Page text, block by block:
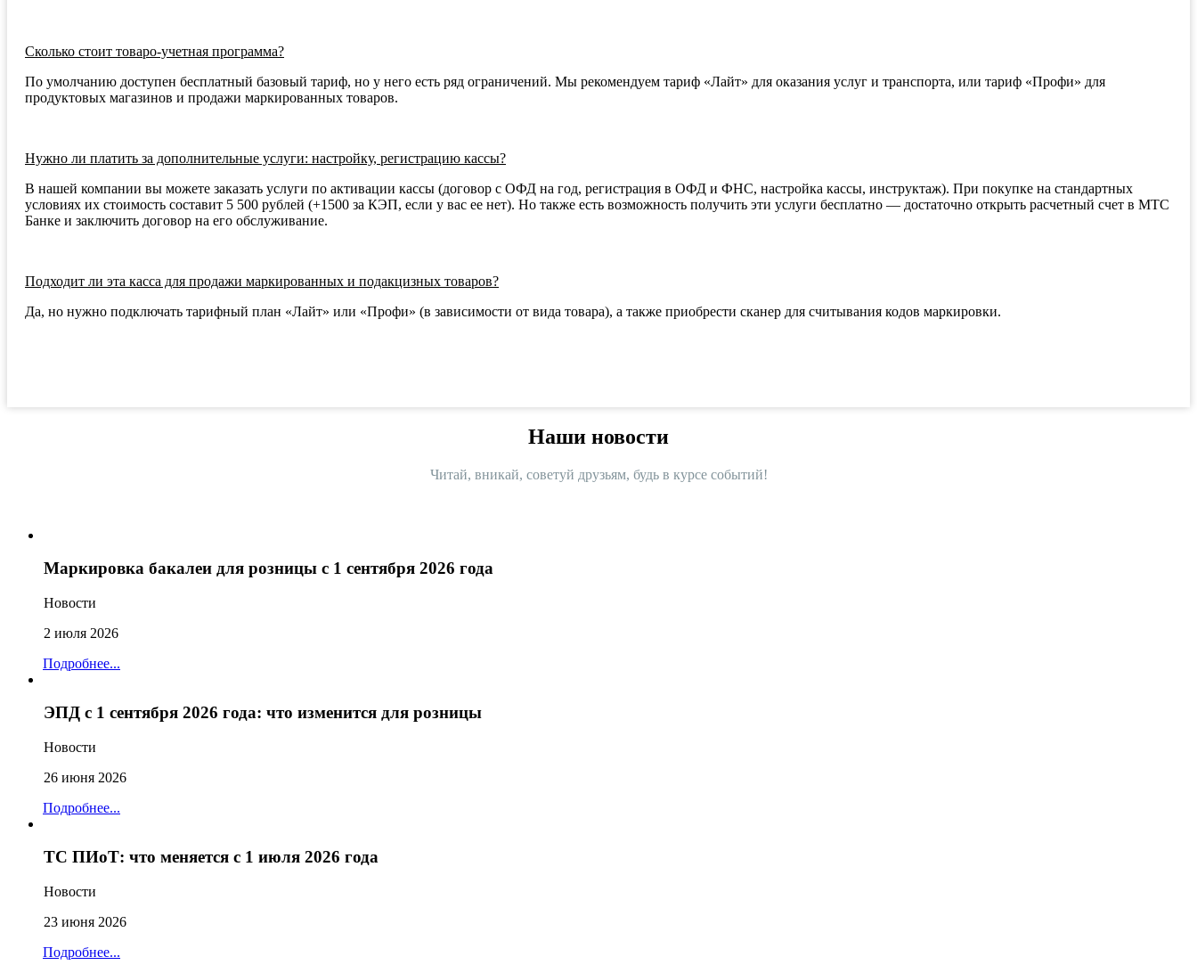
Сколько стоит товаро-учетная программа?
По умолчанию доступен бесплатный базовый тариф, но у него есть ряд ограничений. Мы рекомендуем тариф «Лайт» для оказания услуг и транспорта, или тариф «Профи» для
продуктовых магазинов и продажи маркированных товаров.
Нужно ли платить за дополнительные услуги: настройку, регистрацию кассы?
В нашей компании вы можете заказать услуги по активации кассы (договор с ОФД на год, регистрация в ОФД и ФНС, настройка кассы, инструктаж). При покупке на стандартных
условиях их стоимость составит 5 500 рублей (+1500 за КЭП, если у вас ее нет). Но также есть возможность получить эти услуги бесплатно — достаточно открыть расчетный счет в МТС
Банке и заключить договор на его обслуживание.
Подходит ли эта касса для продажи маркированных и подакцизных товаров?
Да, но нужно подключать тарифный план «Лайт» или «Профи» (в зависимости от вида товара), а также приобрести сканер для считывания кодов маркировки.
Наши новости
Читай, вникай, советуй друзьям, будь в курсе событий!
Маркировка бакалеи для розницы с 1 сентября 2026 года
Новости
2 июля 2026
Подробнее...
ЭПД с 1 сентября 2026 года: что изменится для розницы
Новости
26 июня 2026
Подробнее...
ТС ПИоТ: что меняется с 1 июля 2026 года
Новости
23 июня 2026
Подробнее...